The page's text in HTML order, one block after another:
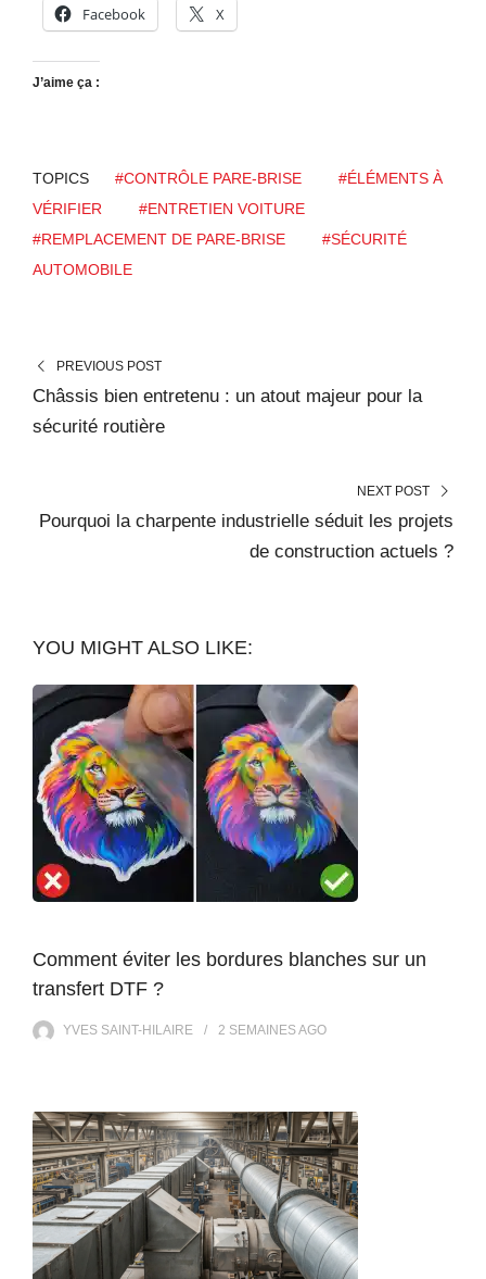
Facebook X
J’aime ça :
TOPICS #CONTRÔLE PARE-BRISE
#ÉLÉMENTS À
VÉRIFIER
#ENTRETIEN VOITURE
#REMPLACEMENT DE PARE-BRISE
#SÉCURITÉ
AUTOMOBILE
PREVIOUS POST
Châssis bien entretenu : un atout majeur pour la
sécurité routière
NEXT POST
Pourquoi la charpente industrielle séduit les projets
de construction actuels ?
YOU MIGHT ALSO LIKE:
Comment éviter les bordures blanches sur un
transfert DTF ?
YVES SAINT-HILAIRE 2 SEMAINESAGO